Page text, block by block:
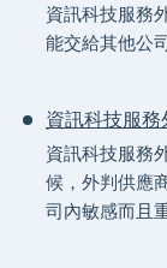
資訊科技服務
能交給其他公
資訊科技服
資訊科技服務
候，外判供應
司內敏感而且